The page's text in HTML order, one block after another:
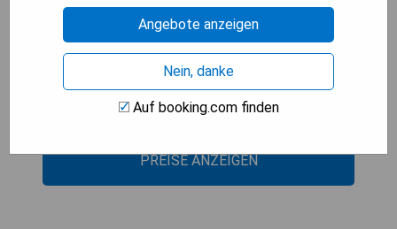
- Kostenfreies WLAN
- Innenpool vorhanden
- Nahe zu Freizeitparks
- Gute Anbindung an Sehenswürdigkeiten
- Preiswerte Unterkunft
PREISE ANZEIGEN
Angebote anzeigen
Nein, danke
Auf booking.com finden